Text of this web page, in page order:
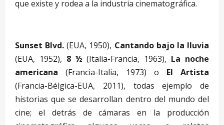
que existe y rodea a la industria cinematográfica.
Sunset Blvd. (EUA, 1950), Cantando bajo la lluvia
(EUA, 1952), 8 ½ (Italia-Francia, 1963), La noche
americana (Francia-Italia, 1973) o El Artista
(Francia-Bélgica-EUA, 2011), todas ejemplo de
historias que se desarrollan dentro del mundo del
cine; el detrás de cámaras en la producción